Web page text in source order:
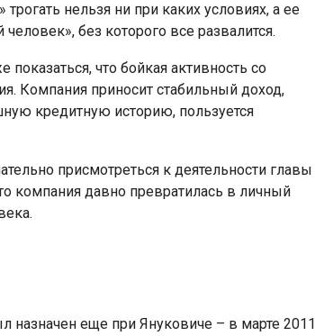
нельзя ни при каких условиях, а ее
без которого все развалится.
что бойкая активность со
Компания приносит стабильный доход,
кредитную историю, пользуется
присмотреться к деятельности главы
компания давно превратилась в личный
назначен еще при Януковиче – в марте 2011